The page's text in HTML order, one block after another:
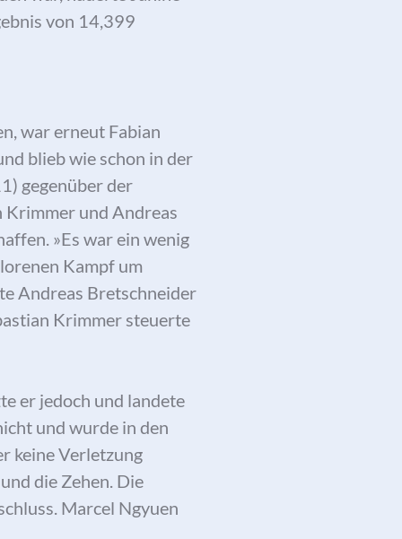
von 14,399
war erneut Fabian
blieb wie schon in der
gegenüber der
Krimmer und Andreas
»Es war ein wenig
Kampf um
Andreas Bretschneider
Krimmer steuerte
er jedoch und landete
und wurde in den
keine Verletzung
die Zehen. Die
Marcel Ngyuen